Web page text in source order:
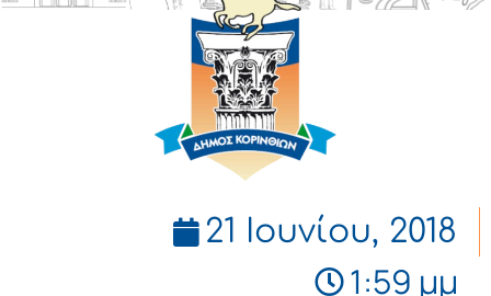
21 Ιουνίου, 2018
1:59 μμ